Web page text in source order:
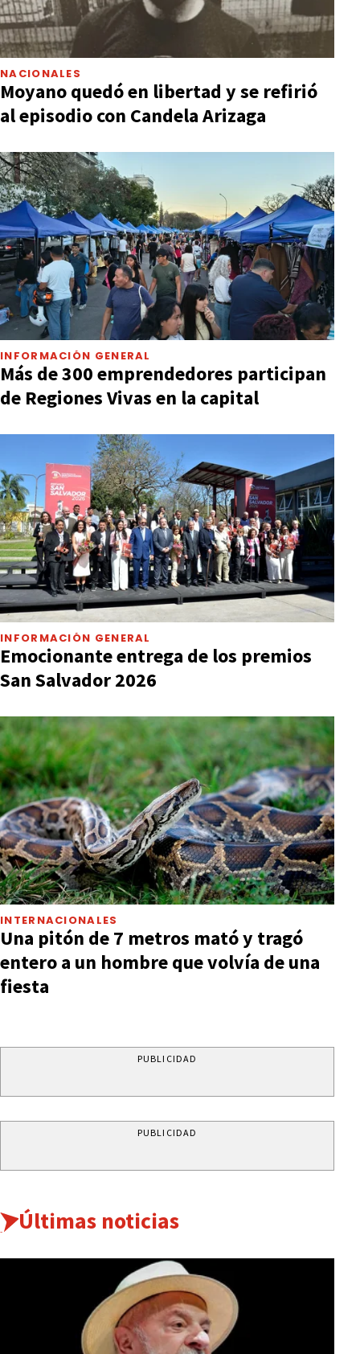
NACIONALES
Moyano quedó en libertad y se refirió
al episodio con Candela Arizaga
INFORMACIÓN GENERAL
Más de 300 emprendedores participan
de Regiones Vivas en la capital
INFORMACIÓN GENERAL
Emocionante entrega de los premios
San Salvador 2026
INTERNACIONALES
Una pitón de 7 metros mató y tragó
entero a un hombre que volvía de una
fiesta
PUBLICIDAD
PUBLICIDAD
Últimas noticias